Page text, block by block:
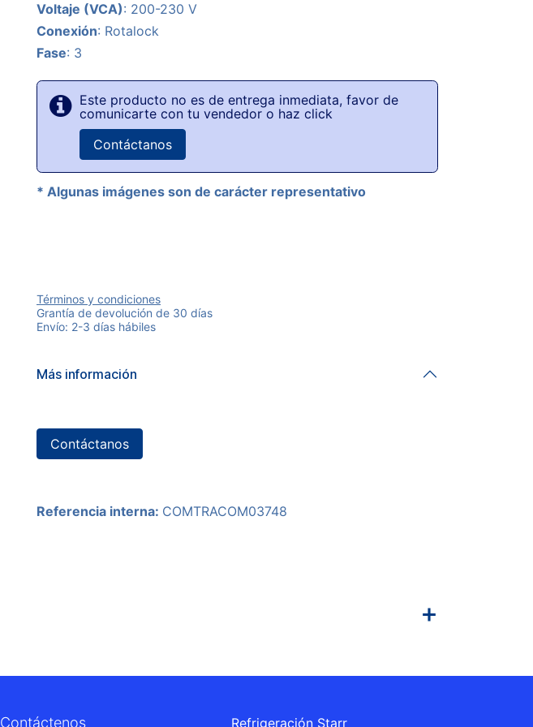
Voltaje (VCA): 200-230 V
Conexión: Rotalock
Fase: 3
Este producto no es de entrega inmediata, favor de
comunicarte con tu vendedor o haz click
Contáctanos
* Algunas imágenes son de carácter representativo
Términos y condiciones
Grantía de devolución de 30 días
Envío: 2-3 días hábiles
Más información
Contáctanos
Referencia interna: COMTRACOM03748
Contáctenos Refrigeración Starr